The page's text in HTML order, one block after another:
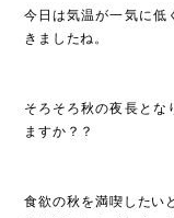
今日は気温が一気に低
きましたね。
そろそろ秋の夜長とな
ますか？？
食欲の秋を満喫したい